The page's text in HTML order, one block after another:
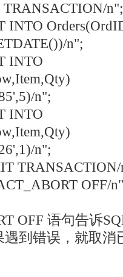
n";
INTO
n";
INTO
n";
INTO
n";
OFF/
OFF 语句告诉
到错误，就取消